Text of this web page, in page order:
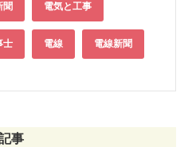
聞 電気と工事
士 電線 電線新聞
事